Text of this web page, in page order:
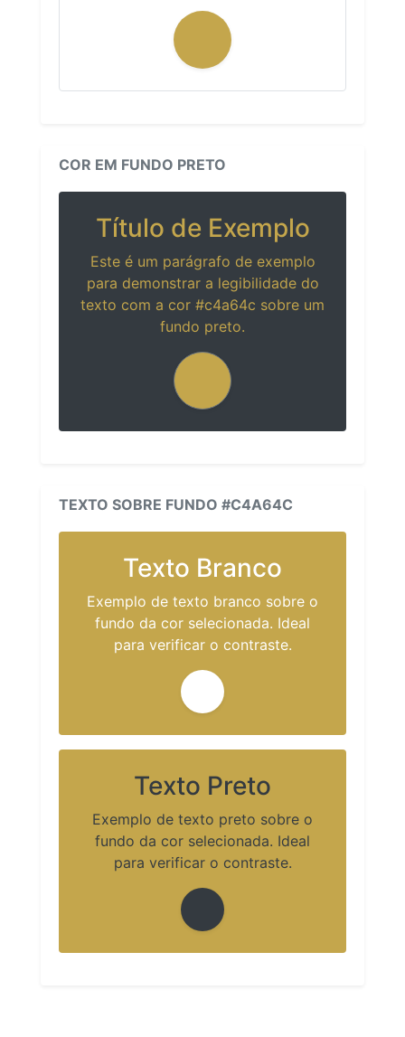
COR EM FUNDO PRETO
Título de Exemplo
Este é um parágrafo de exemplo
para demonstrar a legibilidade do
texto com a cor #c4a64c sobre um
fundo preto.
TEXTO SOBRE FUNDO #C4A64C
Texto Branco
Exemplo de texto branco sobre o
fundo da cor selecionada. Ideal
para verificar o contraste.
Texto Preto
Exemplo de texto preto sobre o
fundo da cor selecionada. Ideal
para verificar o contraste.